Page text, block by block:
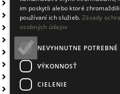
Obchodné podmienky
Ochrana osobných údajov
Reklamačný poriadok
Hodnotenie obchodu
Veľkoobchod
Vlastné logo
Blog
Získajte šejker zadarmo
im poskytli alebo ktoré
používaní ich služieb. Zásady
osobných údajov
NEVYHNUTNE POTREBNÉ
VÝKONNOSŤ
CIELENIE